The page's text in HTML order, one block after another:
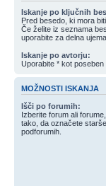
Iskanje po ključnih
Pred besedo, ki mora
Če želite iz seznama
uporabite za delna
Iskanje po avtorju:
Uporabite * kot poseben
MOŽNOSTI ISKANJA
Išči po forumih:
Izberite forum ali
tako, da označete
podforumih.